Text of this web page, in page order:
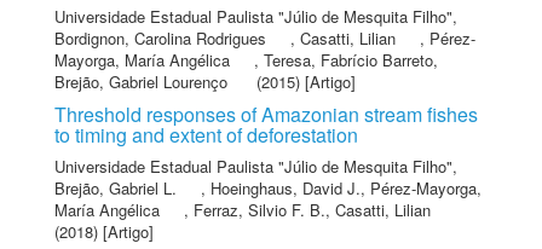
Universidade Estadual Paulista "Júlio de Mesquita Filho",
Bordignon, Carolina Rodrigues
, Casatti, Lilian , Pérez-
Mayorga, María Angélica
, Teresa, Fabrício Barreto,
Brejão, Gabriel Lourenço
(2015) [Artigo]
Threshold responses of Amazonian stream fishes
to timing and extent of deforestation
Universidade Estadual Paulista "Júlio de Mesquita Filho",
Brejão, Gabriel L.
, Hoeinghaus, David J., Pérez-Mayorga,
María Angélica
, Ferraz, Silvio F. B., Casatti, Lilian
(2018) [Artigo]